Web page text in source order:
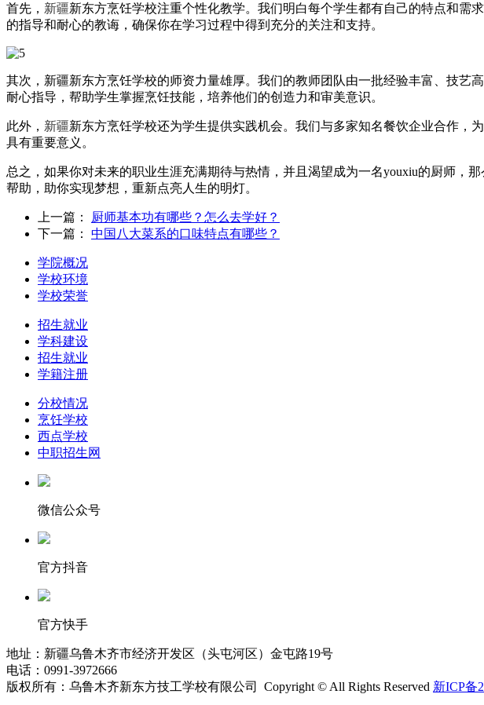
首先， 新疆新东方烹饪学校注重个性化教学。我们明白每个学生都有自己的特点和需
的指导和耐心的教诲，确保你在学习过程中得到充分的关注和支持。
其次，新疆新东方烹饪学校的师资力量雄厚。我们的教师团队由一批经验丰富、技
耐心指导，帮助学生掌握烹饪技能，培养他们的创造力和审美意识。
此外， 新疆新东方烹饪学校还为学生提供实践机会。我们与多家知名餐饮企业合作，
具有重要意义。
总之，如果你对未来的职业生涯充满期待与热情，并且渴望成为一名youxiu的厨师，
帮助，助你实现梦想，重新点亮人生的明灯。
上一篇：
厨师基本功有哪些？怎么去学好？
下一篇： 中国八大菜系的口味特点有哪些？
学院概况
学校环境
学校荣誉
招生就业
学科建设
招生就业
学籍注册
分校情况
烹饪学校
西点学校
中职招生网
微信公众号
官方抖音
官方快手
地址：新疆乌鲁木齐市经济开发区（头屯河区）金屯路19号
电话：0991-3972666
版权所有：乌鲁木齐新东方技工学校有限公司 Copyright © All Rights Reserved 新ICP备